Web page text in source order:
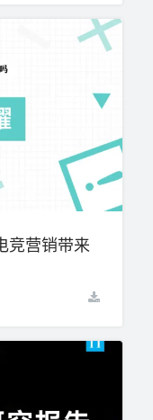
竞营销带来